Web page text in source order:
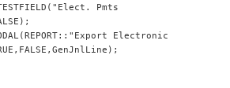
Pmts
Electronic